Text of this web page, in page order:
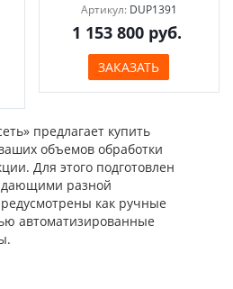
Артикул: DUP1391
1 153 800 руб.
ЗАКАЗАТЬ
предлагает купить
объемов обработки
Для этого подготовлен
разной
как ручные
автоматизированные